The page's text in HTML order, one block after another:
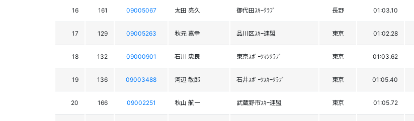
16 161 09005067 太田 亮久 御代田ｽｷｰｸﾗﾌﾞ 長野 01:03.10
17 129 09005263 秋元 嘉幸 品川区ｽｷｰ連盟 東京 01:02.28
18 132 09000901 石川 忠良 東京ｽﾎﾟｰﾂﾏﾝｸﾗﾌﾞ 東京 01:03.62
19 136 09003488 河辺 敏郎 石井ｽﾎﾟｰﾂｽｷｰｸﾗﾌﾞ 東京 01:05.40
20 166 09002251 秋山 航一 武蔵野市ｽｷｰ連盟 東京 01:05.72